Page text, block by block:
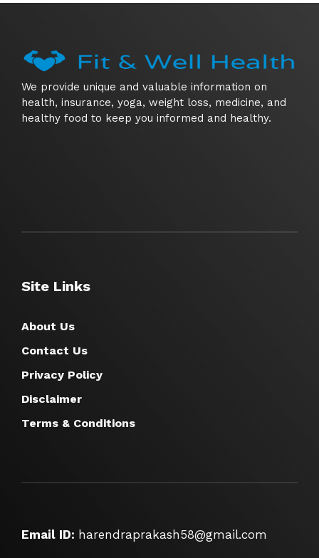
We provide unique and valuable information on
health, insurance, yoga, weight loss, medicine, and
healthy food to keep you informed and healthy.
Site Links
About Us
Contact Us
Privacy Policy
Disclaimer
Terms & Conditions
Email ID: harendraprakash58@gmail.com